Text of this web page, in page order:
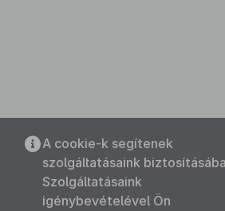
A cookie-k segítenek
szolgáltatásaink
Szolgáltatásaink
igénybevételével Ön